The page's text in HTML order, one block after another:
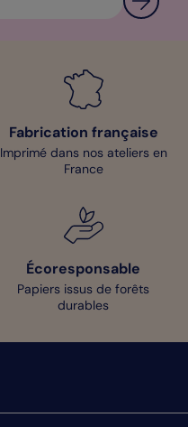
Fabrication française
Imprimé dans nos ateliers en
France
Écoresponsable
Papiers issus de forêts
durables